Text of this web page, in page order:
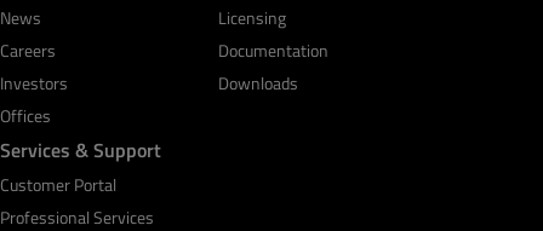
News
Careers
Investors
Offices
Licensing
Documentation
Downloads
Services & Support
Customer Portal
Professional Services